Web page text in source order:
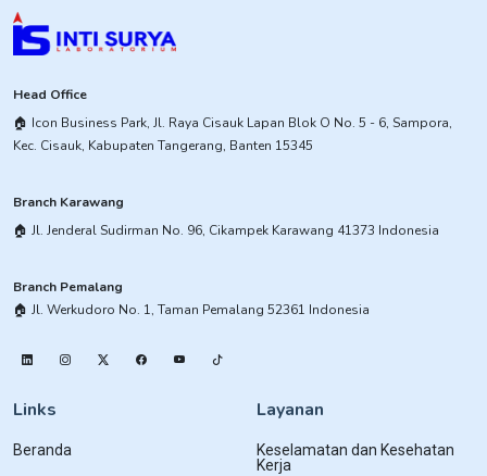
Head Office
​🏠︎ Icon Business Park, Jl. Raya Cisauk Lapan Blok O No. 5 - 6, Sampora,
Kec. Cisauk, Kabupaten Tangerang, Banten 15345​
Branch Karawang
🏠︎ ​Jl. Jenderal Sudirman No. 96, Cikampek Karawang 41373 Indonesia
Branch Pemalang
​🏠︎ Jl. Werkudoro No. 1, Taman Pemalang 52361 Indonesia
Links
Beranda
Layanan
Keselamatan dan Kesehatan
Kerja